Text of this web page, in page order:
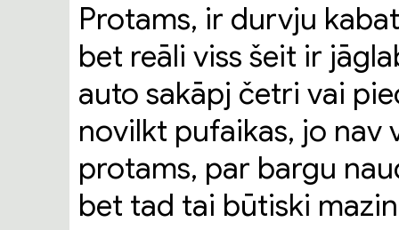
Protams, ir durvju
bet reāli viss šeit ir
auto sakāpj četri vai
novilkt pufaikas, jo nav
protams, par bargu
bet tad tai būtiski